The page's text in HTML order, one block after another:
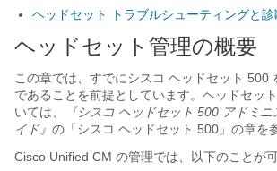
ヘッドセット トラブルシューティングと診
ヘッドセット管理の概要
この章では、すでにシスコ ヘッドセット 500
であることを前提としています。ヘッドセッ
いては、
『シスコ ヘッドセット 500 アドミ
イド』 の「シスコ ヘッドセット 500」の章を
Cisco Unified CM の管理では、以下のことが可